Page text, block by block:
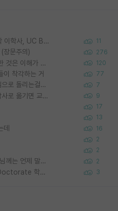
Korea University 수학, 컴퓨터과학 이학사, UC Berkeley 산업공학 대학원 공학박사가 되는 것은 쉽지 않겠죠? 11
장문주의) 276
대학원생들 교수에게 가스라이팅 당한 것은 이해가 갑니다. 안타깝네요. 120
이 착각하는 거 77
왜 후배가 못하는걸 교수님은 내 책임으로 돌리는걸까요? 7
SSH 박사과정을 그만두고 지방대 박사로 옮기면 교수의 꿈은 끝일까요? 9
17
13
16
2
2
타대학원 컨텍 준비중인데, 지도교수님께는 언제 말씀드려야 할까요? 2
우리나라도 학구 열풍보면 Higher Doctorate 학위가 필요하다고 봅니다. 3